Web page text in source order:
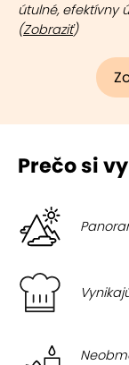
útulné, efektívny
(Zobraziť)
Prečo si